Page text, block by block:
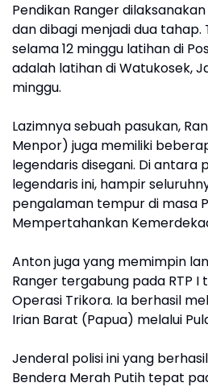
Pendikan Ranger
dan dibagi menjadi dua
selama 12 minggu latihan di
adalah latihan di Watukosek,
minggu.
Lazimnya sebuah pasukan,
Menpor) juga memiliki
legendaris disegani. Di antara
legendaris ini, hampir
pengalaman tempur di masa
Mempertahankan
Anton juga yang memimpin
Ranger tergabung pada RTP I
Operasi Trikora. Ia berhasil
Irian Barat (Papua) melalui
Jenderal polisi ini yang
Bendera Merah Putih tepat